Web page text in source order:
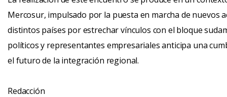
Mercosur, impulsado por la puesta en marcha de nuevos
distintos países por estrechar vínculos con el bloque
políticos y representantes empresariales anticipa una
el futuro de la integración regional.
Redacción